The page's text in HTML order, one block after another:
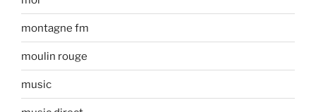
montagne fm
moulin rouge
music